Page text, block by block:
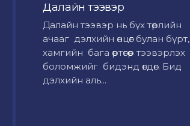
Далайн тээвэр
Далайн тээвэр нь бүх төрлийн
ачааг дэлхийн өнцөг булан бүрт,
хамгийн бага өртөгөөр тээвэрлэх
боломжийг бидэнд өгдөг. Бид
дэлхийн аль...